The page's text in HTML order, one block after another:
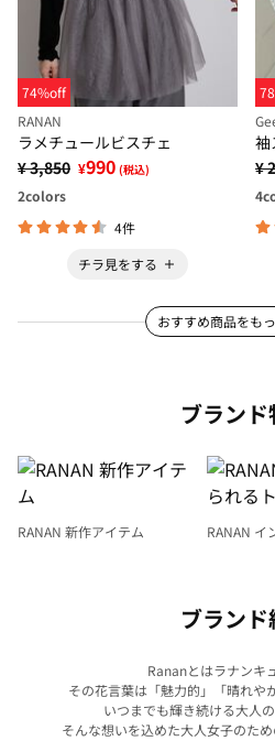
74%off
RANAN
ラメチュールビスチェ
¥ 3,850 ¥990 (税込)
2colors
4件
チラ見をする
袖
¥
4
おすすめ商品をも
ブラン
RANAN 新作アイテム
RANAN イ
ブラン
Rananとはラナンキ
その花言葉は「魅力的」「晴れや
いつまでも輝き続ける大人
そんな想いを込めた大人女子のため